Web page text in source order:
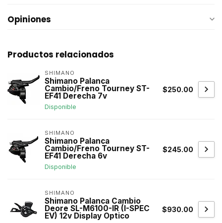
Opiniones
Productos relacionados
SHIMANO
Shimano Palanca
Cambio/Freno Tourney ST-
EF41 Derecha 7v
Disponible
$250.00
SHIMANO
Shimano Palanca
Cambio/Freno Tourney ST-
EF41 Derecha 6v
Disponible
$245.00
SHIMANO
Shimano Palanca Cambio
Deore SL-M6100-IR (I-SPEC
EV) 12v Display Optico
$930.00